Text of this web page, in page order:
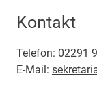
Kontakt
Telefon: 02291
E-Mail: